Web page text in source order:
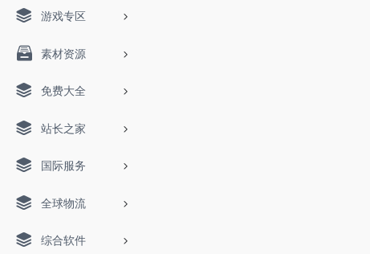
游戏专区
素材资源
免费大全
站长之家
国际服务
全球物流
综合软件